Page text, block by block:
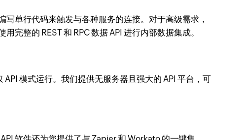
单行代码来触发与各种服务的连接。对于高级需求，
完整的 REST 和 RPC 数据 API 进行内部数据集成。
模式运行。我们提供无服务器且强大的 API 平台，可